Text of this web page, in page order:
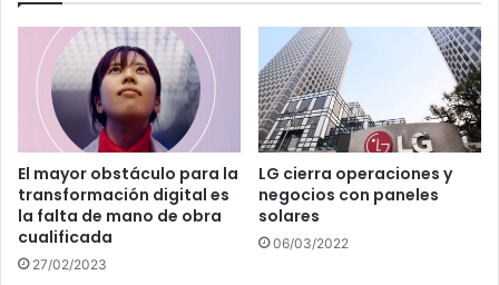
El mayor obstáculo para la
transformación digital es
la falta de mano de obra
cualificada
27/02/2023
LG cierra operaciones y
negocios con paneles
solares
06/03/2022